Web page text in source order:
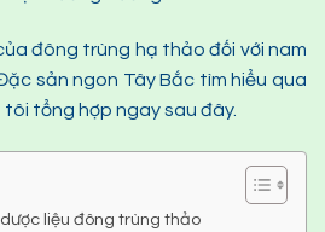
đông trùng hạ thảo đối với nam
sản ngon Tây Bắc tìm hiểu qua
tổng hợp ngay sau đây.
liệu đông trùng thảo